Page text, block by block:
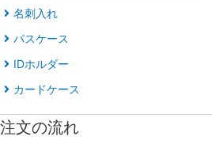
名刺入れ
パスケース
IDホルダー
カードケース
注文の流れ